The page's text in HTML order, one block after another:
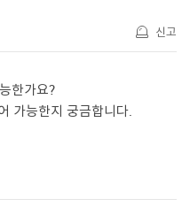
신고
한가요?
가능한지 궁금합니다.